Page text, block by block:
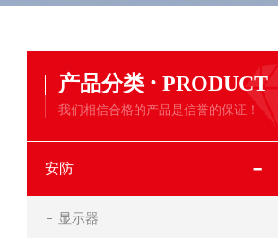
产品分类 · PRODUCT
我们相信合格的产品是信誉的保证！
安防
显示器